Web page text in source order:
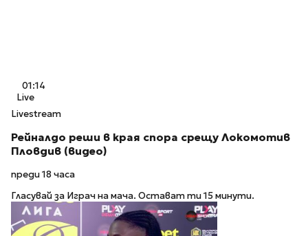
01:14
Live
Livestream
Рейналдо реши в края спора срещу Локомотив
Пловдив (видео)
преди 18 часа
Гласувай за Играч на мача. Остават ти 15 минути.